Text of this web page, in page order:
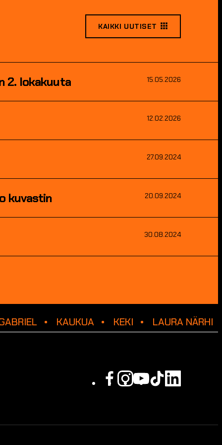
KAIKKI UUTISET
15.05.2026
2. lokakuuta
12.02.2026
27.09.2024
20.09.2024
kuvastin
30.08.2024
KAUKUA KEKI LAURA NÄRHI
Facebook
Instagram
Youtube
TiktokLinkedin